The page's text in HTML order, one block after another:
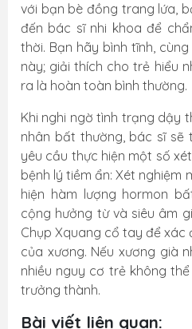
với bạn bè đồng trang lứa,
đến bác sĩ nhi khoa để
thời. Bạn hãy bình tĩnh,
này; giải thích cho trẻ hiểu
ra là hoàn toàn bình thường.
Khi nghi ngờ tình trạng dậy
nhân bất thường, bác sĩ sẽ
yêu cầu thực hiện một số
bệnh lý tiềm ẩn: Xét nghiệm
hiện hàm lượng hormon
cộng hưởng từ và siêu âm
Chụp Xquang cổ tay để
của xương. Nếu xương già
nhiều nguy cơ trẻ không
trưởng thành.
Bài viết liên quan: